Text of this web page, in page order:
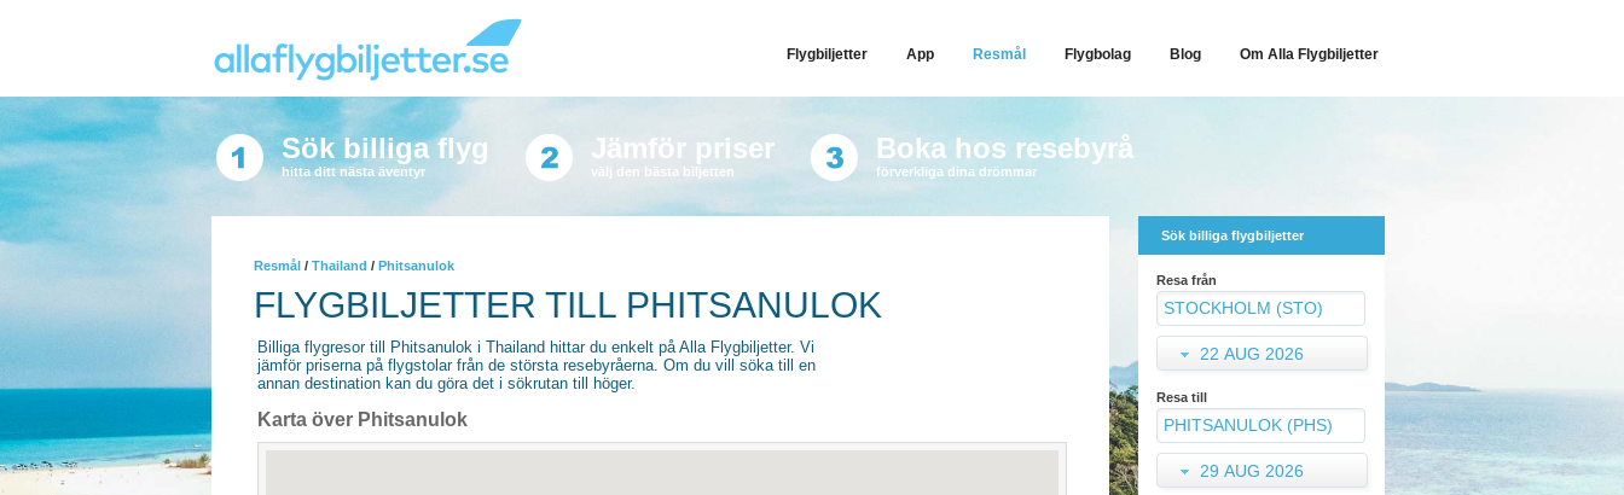
Flygbiljetter App Resmål Flygbolag Blog Om Alla Flygbiljetter
Sök billiga flyg
hitta ditt nästa äventyr
Jämför priser
välj den bästa biljetten
Boka hos resebyrå
förverkliga dina drömmar
Resmål / Thailand / Phitsanulok
FLYGBILJETTER TILL PHITSANULOK
Billiga flygresor till Phitsanulok i Thailand hittar du enkelt på Alla Flygbiljetter. Vi
jämför priserna på flygstolar från de största resebyråerna. Om du vill söka till en
annan destination kan du göra det i sökrutan till höger.
Karta över Phitsanulok
Sök billiga flygbiljetter
Resa från
22 AUG 2026
Resa till
29 AUG 2026